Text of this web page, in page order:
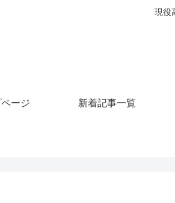
現役
ページ 新着記事一覧